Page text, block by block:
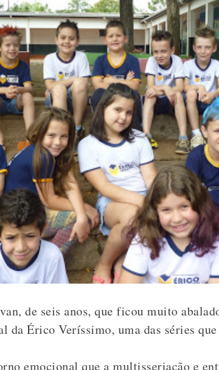
de seis anos, que ficou muito
da Érico Veríssimo, uma das séries
emocional que a multisseriação e